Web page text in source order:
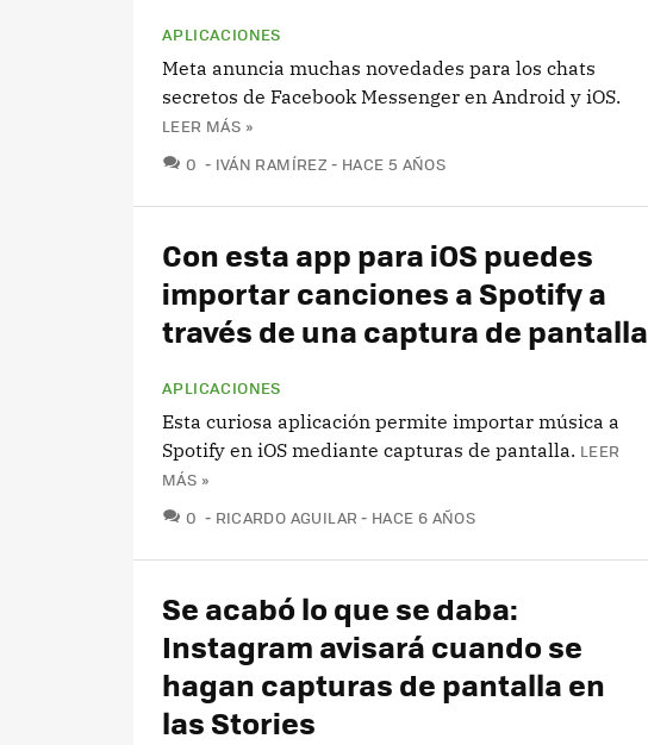
APLICACIONES
Meta anuncia muchas novedades para los chats
secretos de Facebook Messenger en Android y iOS.
LEER MÁS »
0 COMENTARIOS
IVÁN RAMÍREZ HACE 5 AÑOS
Con esta app para iOS puedes
importar canciones a Spotify a
través de una captura de pantalla
APLICACIONES
Esta curiosa aplicación permite importar música a
Spotify en iOS mediante capturas de pantalla. LEER
MÁS »
0 COMENTARIOS
RICARDO AGUILAR HACE 6 AÑOS
Se acabó lo que se daba:
Instagram avisará cuando se
hagan capturas de pantalla en
las Stories